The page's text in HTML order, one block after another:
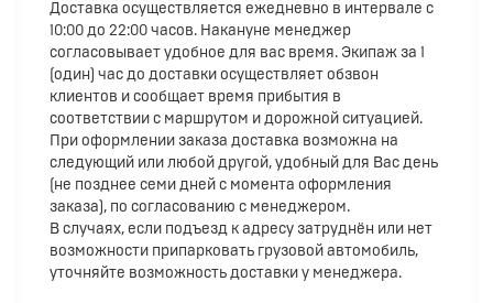
Доставка осуществляется ежедневно в интервале с
10:00 до 22:00 часов. Накануне менеджер
согласовывает удобное для вас время. Экипаж за 1
(один) час до доставки осуществляет обзвон
клиентов и сообщает время прибытия в
соответствии с маршрутом и дорожной ситуацией.
При оформлении заказа доставка возможна на
следующий или любой другой, удобный для Вас день
(не позднее семи дней с момента оформления
заказа), по согласованию с менеджером.
В случаях, если подъезд к адресу затруднён или нет
возможности припарковать грузовой автомобиль,
уточняйте возможность доставки у менеджера.